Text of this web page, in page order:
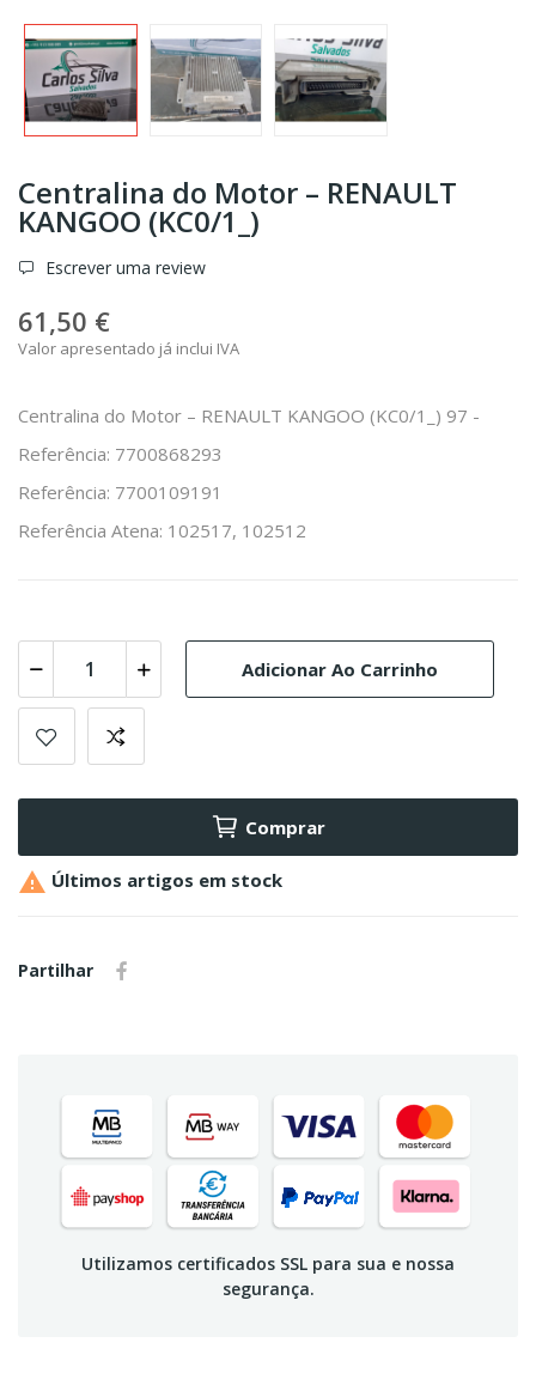
Centralina do Motor – RENAULT
KANGOO (KC0/1_)
Escrever uma review
61,50 €
Valor apresentado já inclui IVA
Centralina do Motor – RENAULT KANGOO (KC0/1_) 97 -
Referência: 7700868293
Referência: 7700109191
Referência Atena: 102517, 102512
Adicionar Ao Carrinho
Comprar
 Últimos artigos em stock
Partilhar
Utilizamos certificados SSL para sua e nossa
segurança.